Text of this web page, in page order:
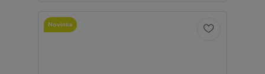
Novinka